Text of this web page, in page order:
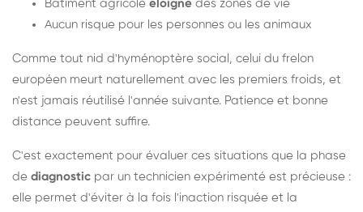
Bâtiment agricole éloigné des zones de vie
Aucun risque pour les personnes ou les animaux
Comme tout nid d'hyménoptère social, celui du frelon
européen meurt naturellement avec les premiers froids, et
n'est jamais réutilisé l'année suivante. Patience et bonne
distance peuvent suffire.
C'est exactement pour évaluer ces situations que la phase
de diagnostic par un technicien expérimenté est précieuse :
elle permet d'éviter à la fois l'inaction risquée et la